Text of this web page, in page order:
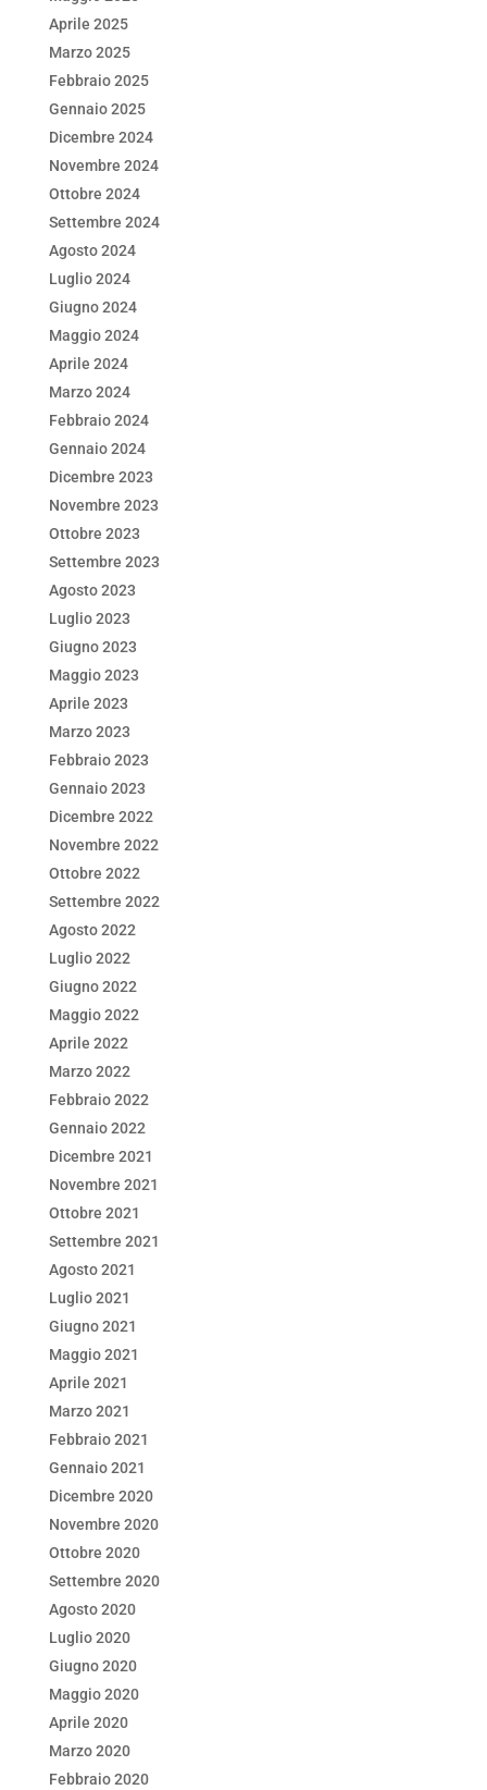
Aprile 2025
Marzo 2025
Febbraio 2025
Gennaio 2025
Dicembre 2024
Novembre 2024
Ottobre 2024
Settembre 2024
Agosto 2024
Luglio 2024
Giugno 2024
Maggio 2024
Aprile 2024
Marzo 2024
Febbraio 2024
Gennaio 2024
Dicembre 2023
Novembre 2023
Ottobre 2023
Settembre 2023
Agosto 2023
Luglio 2023
Giugno 2023
Maggio 2023
Aprile 2023
Marzo 2023
Febbraio 2023
Gennaio 2023
Dicembre 2022
Novembre 2022
Ottobre 2022
Settembre 2022
Agosto 2022
Luglio 2022
Giugno 2022
Maggio 2022
Aprile 2022
Marzo 2022
Febbraio 2022
Gennaio 2022
Dicembre 2021
Novembre 2021
Ottobre 2021
Settembre 2021
Agosto 2021
Luglio 2021
Giugno 2021
Maggio 2021
Aprile 2021
Marzo 2021
Febbraio 2021
Gennaio 2021
Dicembre 2020
Novembre 2020
Ottobre 2020
Settembre 2020
Agosto 2020
Luglio 2020
Giugno 2020
Maggio 2020
Aprile 2020
Marzo 2020
Febbraio 2020